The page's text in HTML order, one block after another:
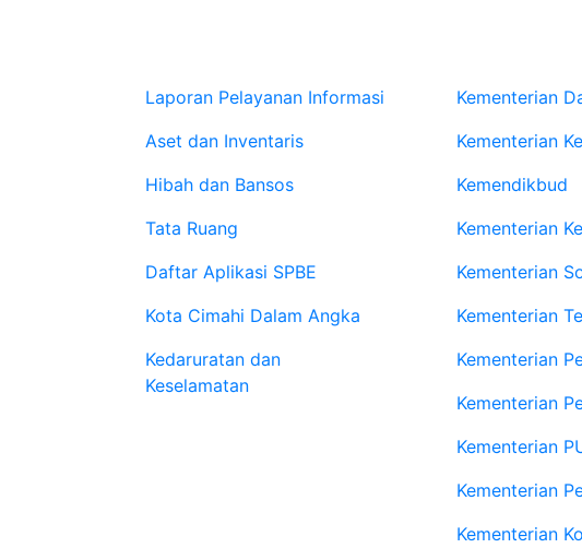
Laporan Pelayanan Informasi
Aset dan Inventaris
Hibah dan Bansos
Tata Ruang
Daftar Aplikasi SPBE
Kota Cimahi Dalam Angka
Kedaruratan dan
Keselamatan
Kementerian
Kementerian
Kemendikbud
Kementerian
Kementerian
Kementerian
Kementerian
Kementerian
Kementerian
Kementerian
Kementerian